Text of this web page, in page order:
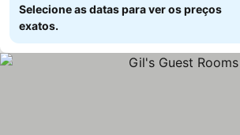
Selecione as datas para ver os preços
exatos.